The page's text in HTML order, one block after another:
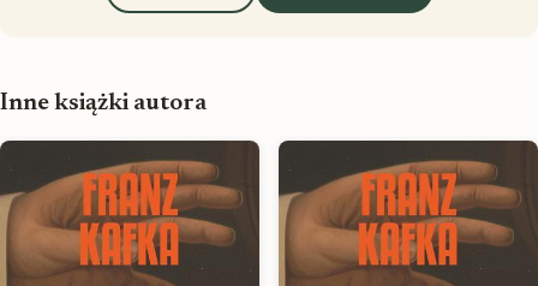
Inne książki autora